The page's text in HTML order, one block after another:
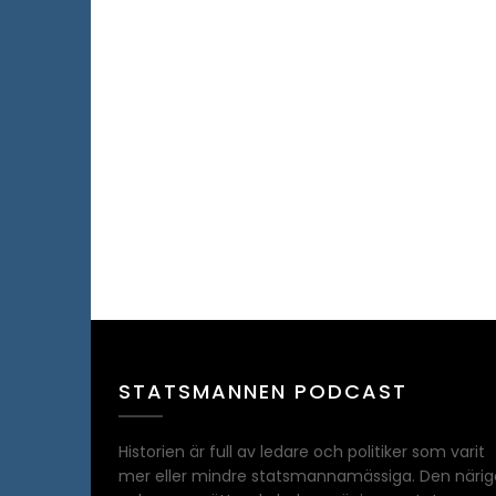
STATSMANNEN PODCAST
Historien är full av ledare och politiker som varit
mer eller mindre statsmannamässiga. Den